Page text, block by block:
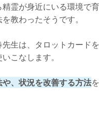
霊が身近にいる環境で
教わったそうです。
生は、タロットカード
こなします。
、状況を改善する方法